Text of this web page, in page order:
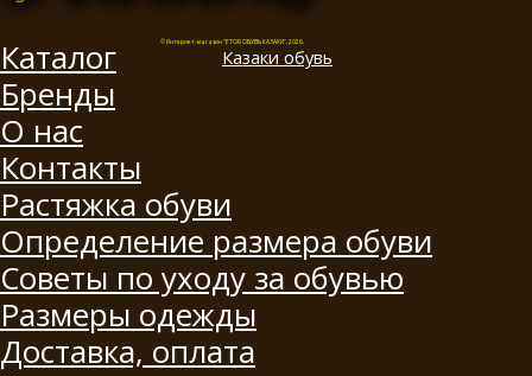
© Интернет-магазин "ETOR ОБУВЬ КАЗАКИ", 2026.
Казаки обувь
Каталог
Бренды
О нас
Контакты
Растяжка обуви
Определение размера обуви
Советы по уходу за обувью
Размеры одежды
Доставка, оплата